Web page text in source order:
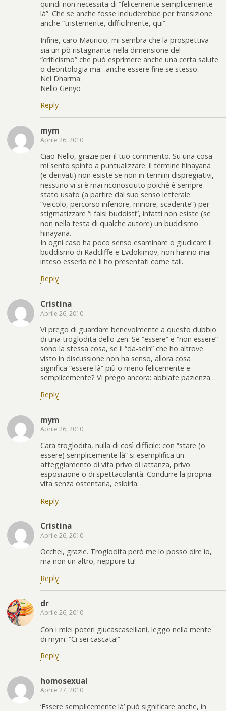
quindi non necessita di “felicemente semplicemente
là”. Che se anche fosse includerebbe per transizione
anche “tristemente, difficilmente, qui”.
Infine, caro Mauricio, mi sembra che la prospettiva
sia un pò ristagnante nella dimensione del
“criticismo” che può esprimere anche una certa salute
o deontologia ma…anche essere fine se stesso.
Nel Dharma.
Nello Genyo
Reply
mym
Aprile 26, 2010
Ciao Nello, grazie per il tuo commento. Su una cosa
mi sento spinto a puntualizzare: il termine hinayana
(e derivati) non esiste se non in termini dispregiativi,
nessuno vi si è mai riconosciuto poiché è sempre
stato usato (a partire dal suo senso letterale:
“veicolo, percorso inferiore, minore, scadente”) per
stigmatizzare “i falsi buddisti”, infatti non esiste (se
non nella testa di qualche autore) un buddismo
hinayana.
In ogni caso ha poco senso esaminare o giudicare il
buddismo di Radcliffe e Evdokimov, non hanno mai
inteso esserlo né li ho presentati come tali.
Reply
Cristina
Aprile 26, 2010
Vi prego di guardare benevolmente a questo dubbio
di una troglodita dello zen. Se “essere” e “non essere”
sono la stessa cosa, se il “da-sein” che ho altrove
visto in discussione non ha senso, allora cosa
significa “essere là” più o meno felicemente e
semplicemente? Vi prego ancora: abbiate pazienza…
Reply
mym
Aprile 26, 2010
Cara troglodita, nulla di così difficile: con “stare (o
essere) semplicemente là” si esemplifica un
atteggiamento di vita privo di iattanza, privo
esposizione o di spettacolarità. Condurre la propria
vita senza ostentarla, esibirla.
Reply
Cristina
Aprile 26, 2010
Occhei, grazie. Troglodita però me lo posso dire io,
ma non un altro, neppure tu!
Reply
dr
Aprile 26, 2010
Con i miei poteri giucascaselliani, leggo nella mente
di mym: “Ci sei cascata!”
Reply
homosexual
Aprile 27, 2010
‘Essere semplicemente là’ può significare anche, in